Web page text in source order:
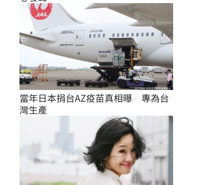
當年日本捐台AZ疫苗真相曝　專為台
灣生產